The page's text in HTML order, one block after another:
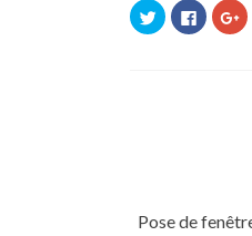
Cliquez
pour
partager
Cliquez
pour
partager
Pose de